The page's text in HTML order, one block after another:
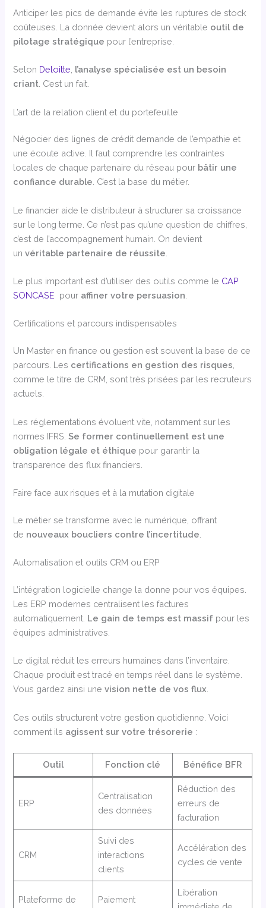
Anticiper les pics de demande évite les ruptures de stock
coûteuses. La donnée devient alors un véritable outil de
pilotage stratégique pour l’entreprise.
Selon Deloitte l’analyse spécialisée est un besoin
criant . C’est un fait.
L’art de la relation client et du portefeuille
Négocier des lignes de crédit demande de l’empathie et
une écoute active. Il faut comprendre les contraintes
locales de chaque partenaire du réseau pour bâtir une
confiance durable. C’est la base du métier.
Le financier aide le distributeur à structurer sa croissance
sur le long terme. Ce n’est pas qu’une question de chiffres,
c’est de l’accompagnement humain. On devient
unvéritable partenaire de réussite
Le plus important est d’utiliser des outils comme le CAP
SONCASE pour affiner votre persuasion
Certifications et parcours indispensables
Un Master en finance ou gestion est souvent la base de ce
parcours. Les certifications en gestion des risques
comme le titre de CRM, sont très prisées par les recruteurs
actuels.
Les réglementations évoluent vite, notamment sur les
normes IFRS.Se former continuellement est une
obligation légale et éthique pour garantir la
transparence des flux financiers.
Faire face aux risques et à la mutation digitale
Le métier se transforme avec le numérique, offrant
de nouveaux boucliers contre l’incertitude
Automatisation et outils CRM ou ERP
L’intégration logicielle change la donne pour vos équipes.
Les ERP modernes centralisent les factures
automatiquement. Le gain de temps est massif pour les
équipes administratives.
Le digital réduit les erreurs humaines dans l’inventaire.
Chaque produit est tracé en temps réel dans le système.
Vous gardez ainsi unevision nette de vos flux.
Ces outils structurent votre gestion quotidienne. Voici
comment ils agissent sur votre trésorerie :
Outil Fonction clé Bénéfice BFR
ERP
Centralisation
des données
Réduction des
erreurs de
facturation
CRM
Suivi des
interactions
clients
Accélération des
cycles de vente
Plateforme de Paiement
Libération